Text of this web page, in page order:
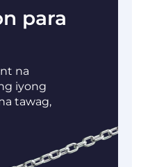
para
na
iyong
tawag,